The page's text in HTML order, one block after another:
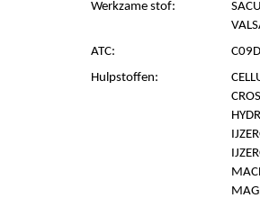
Werkzame stof:
ATC:
Hulpstoffen: